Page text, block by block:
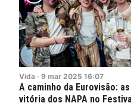
Vida · 9 mar 2025 16:07
A caminho da Eurovisão:
vitória dos NAPA no